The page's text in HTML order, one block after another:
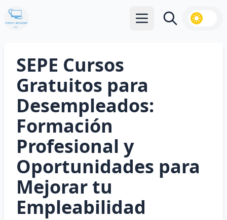
Abrir menú principal
Buscar
SEPE Cursos
Gratuitos para
Desempleados:
Formación
Profesional y
Oportunidades para
Mejorar tu
Empleabilidad